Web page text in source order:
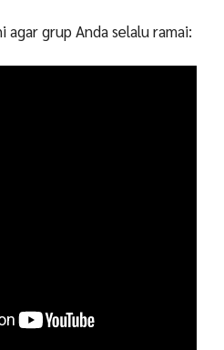
agar grup Anda selalu ramai: